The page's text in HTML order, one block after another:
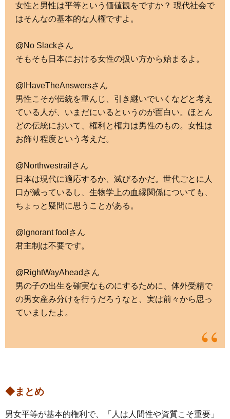
女性と男性は平等という価値観をですか？ 現代社会で
はそんなの基本的な人権ですよ。
@No Slackさん
そもそも日本における女性の扱い方から始まるよ。
@IHaveTheAnswersさん
男性こそが伝統を重んじ、引き継いでいくなどと考え
ている人が、いまだにいるというのが面白い。ほとん
どの伝統において、権利と権力は男性のもの。女性は
お飾り程度という考えだ。
@Northwestrailさん
日本は現代に適応するか、滅びるかだ。世代ごとに人
口が減っているし、生物学上の血縁関係についても、
ちょっと疑問に思うことがある。
@Ignorant foolさん
君主制は不要です。
@RightWayAheadさん
男の子の出生を確実なものにするために、体外受精で
の男女産み分けを行うだろうなと、実は前々から思っ
ていましたよ。
◆まとめ
男女平等が基本的権利で、「人は人間性や資質こそ重要」